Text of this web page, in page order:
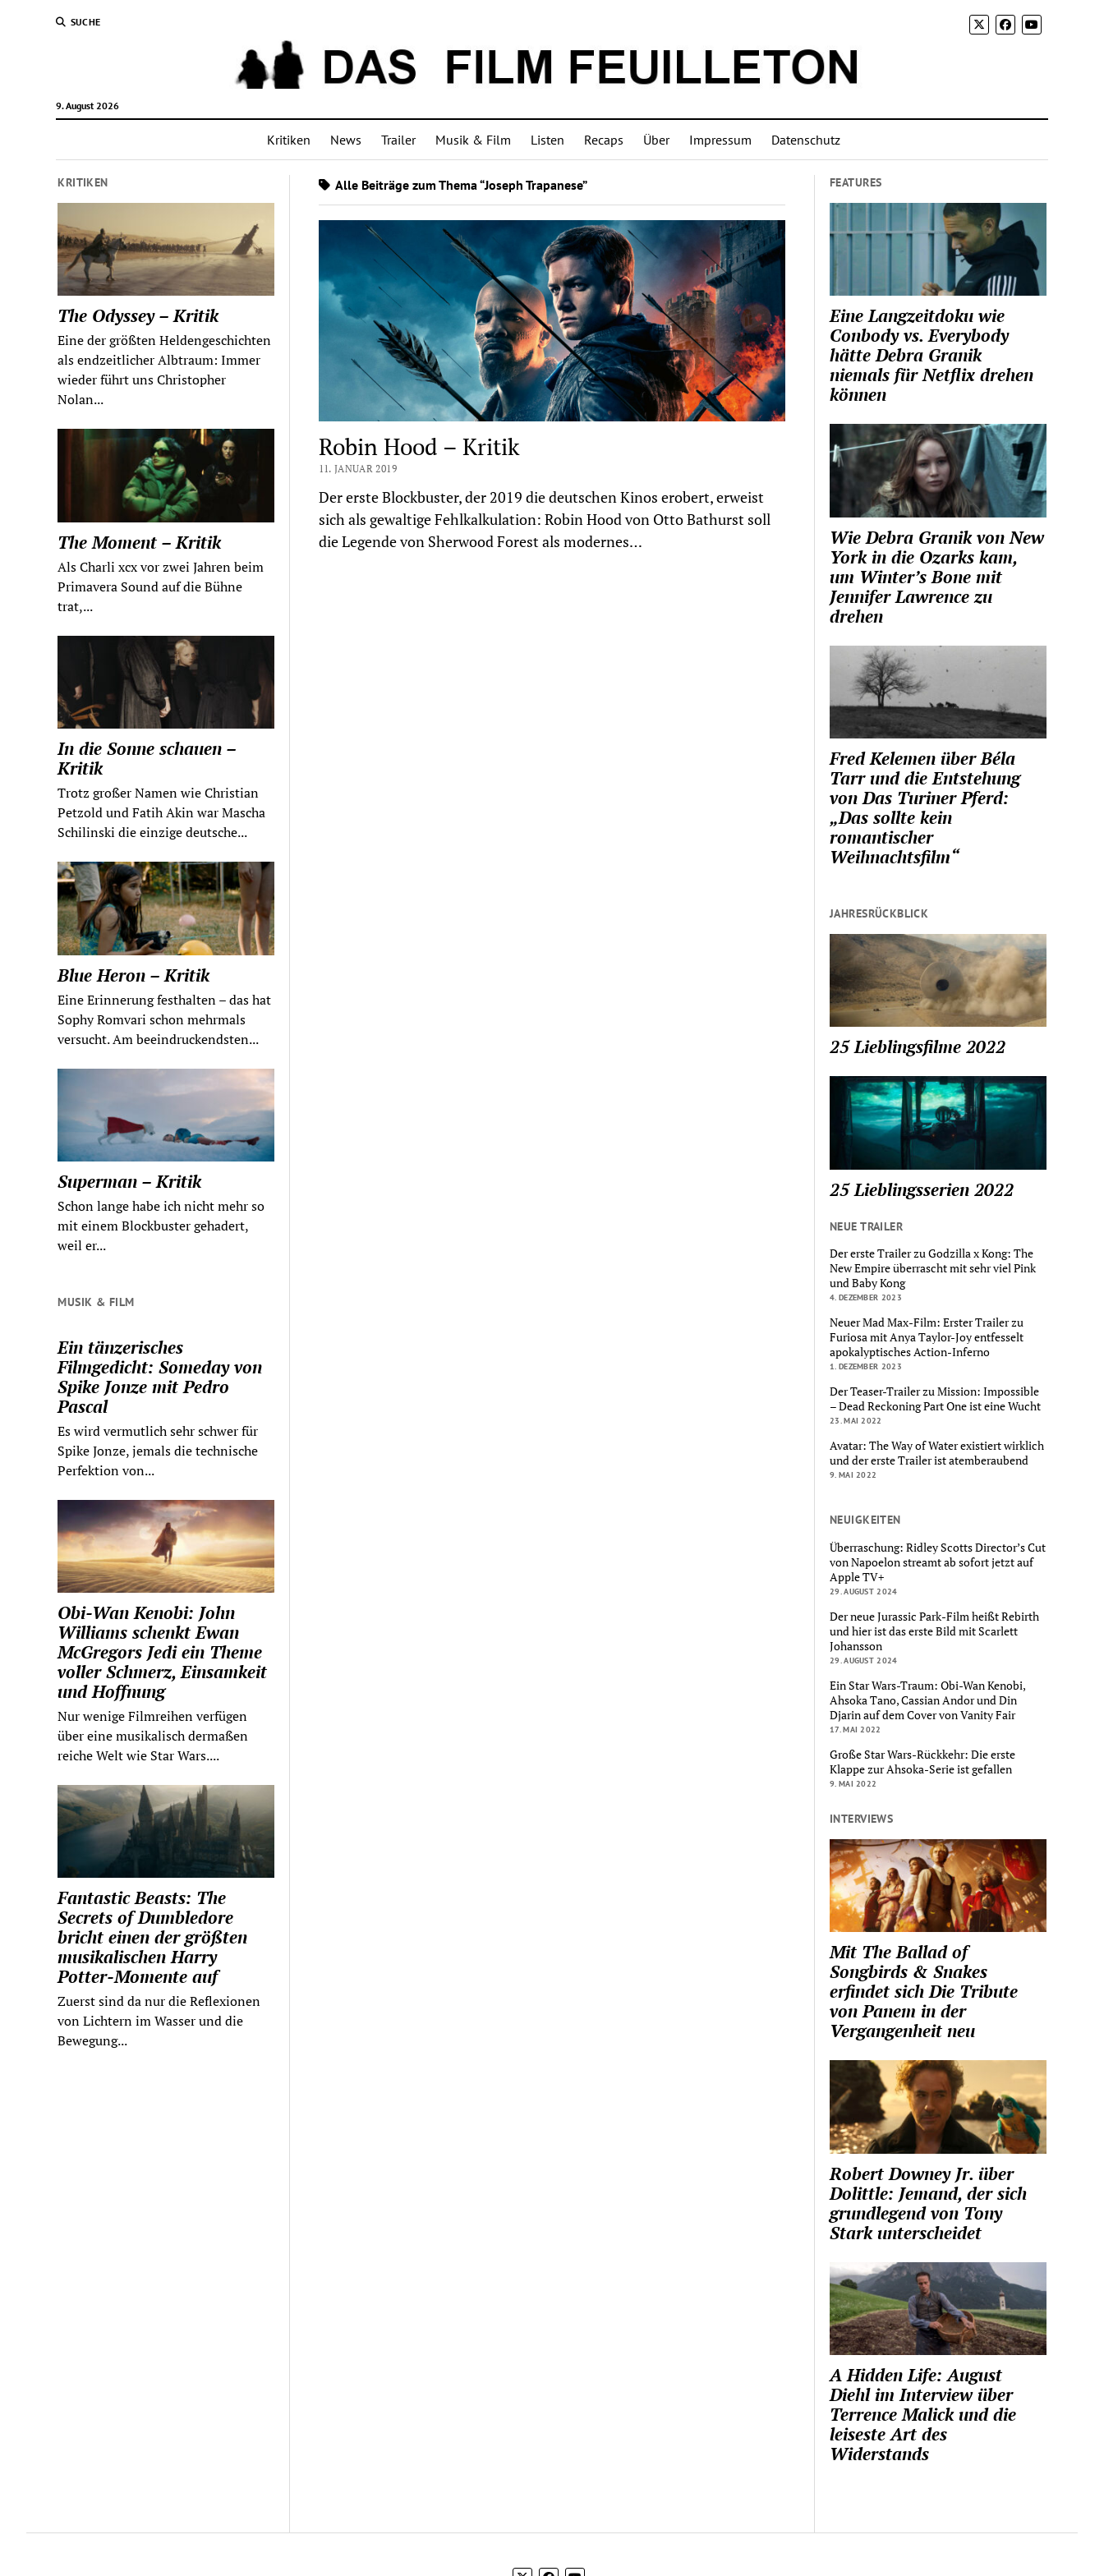
SUCHE
9. August 2026
Kritiken News Trailer Musik & Film Listen Recaps Über Impressum Datenschutz
KRITIKEN
The Odyssey – Kritik
Eine der größten Heldengeschichten
als endzeitlicher Albtraum: Immer
wieder führt uns Christopher
Nolan...
The Moment – Kritik
Als Charli xcx vor zwei Jahren beim
Primavera Sound auf die Bühne
trat,...
In die Sonne schauen –
Kritik
Trotz großer Namen wie Christian
Petzold und Fatih Akin war Mascha
Schilinski die einzige deutsche...
Blue Heron – Kritik
Eine Erinnerung festhalten – das hat
Sophy Romvari schon mehrmals
versucht. Am beeindruckendsten...
Superman – Kritik
Schon lange habe ich nicht mehr so
mit einem Blockbuster gehadert,
weil er...
MUSIK & FILM
Ein tänzerisches
Filmgedicht: Someday von
Spike Jonze mit Pedro
Pascal
Es wird vermutlich sehr schwer für
Spike Jonze, jemals die technische
Perfektion von...
Obi-Wan Kenobi: John
Williams schenkt Ewan
McGregors Jedi ein Theme
voller Schmerz, Einsamkeit
und Hoffnung
Nur wenige Filmreihen verfügen
über eine musikalisch dermaßen
reiche Welt wie Star Wars....
Fantastic Beasts: The
Secrets of Dumbledore
bricht einen der größten
musikalischen Harry
Potter-Momente auf
Zuerst sind da nur die Reflexionen
von Lichtern im Wasser und die
Bewegung...
Alle Beiträge zum Thema “Joseph Trapanese”
Robin Hood – Kritik
11. JANUAR 2019
Der erste Blockbuster, der 2019 die deutschen Kinos erobert, erweist
sich als gewaltige Fehlkalkulation: Robin Hood von Otto Bathurst soll
die Legende von Sherwood Forest als modernes…
FEATURES
Eine Langzeitdoku wie
Conbody vs. Everybody
hätte Debra Granik
niemals für Netflix drehen
können
Wie Debra Granik von New
York in die Ozarks kam,
um Winter’s Bone mit
Jennifer Lawrence zu
drehen
Fred Kelemen über Béla
Tarr und die Entstehung
von Das Turiner Pferd:
„Das sollte kein
romantischer
Weihnachtsfilm“
JAHRESRÜCKBLICK
25 Lieblingsfilme 2022
25 Lieblingsserien 2022
NEUE TRAILER
Der erste Trailer zu Godzilla x Kong: The
New Empire überrascht mit sehr viel Pink
und Baby Kong
4. DEZEMBER 2023
Neuer Mad Max-Film: Erster Trailer zu
Furiosa mit Anya Taylor-Joy entfesselt
apokalyptisches Action-Inferno
1. DEZEMBER 2023
Der Teaser-Trailer zu Mission: Impossible
– Dead Reckoning Part One ist eine Wucht
23. MAI 2022
Avatar: The Way of Water existiert wirklich
und der erste Trailer ist atemberaubend
9. MAI 2022
NEUIGKEITEN
Überraschung: Ridley Scotts Director’s Cut
von Napoelon streamt ab sofort jetzt auf
Apple TV+
29. AUGUST 2024
Der neue Jurassic Park-Film heißt Rebirth
und hier ist das erste Bild mit Scarlett
Johansson
29. AUGUST 2024
Ein Star Wars-Traum: Obi-Wan Kenobi,
Ahsoka Tano, Cassian Andor und Din
Djarin auf dem Cover von Vanity Fair
17. MAI 2022
Große Star Wars-Rückkehr: Die erste
Klappe zur Ahsoka-Serie ist gefallen
9. MAI 2022
INTERVIEWS
Mit The Ballad of
Songbirds & Snakes
erfindet sich Die Tribute
von Panem in der
Vergangenheit neu
Robert Downey Jr. über
Dolittle: Jemand, der sich
grundlegend von Tony
Stark unterscheidet
A Hidden Life: August
Diehl im Interview über
Terrence Malick und die
leiseste Art des
Widerstands